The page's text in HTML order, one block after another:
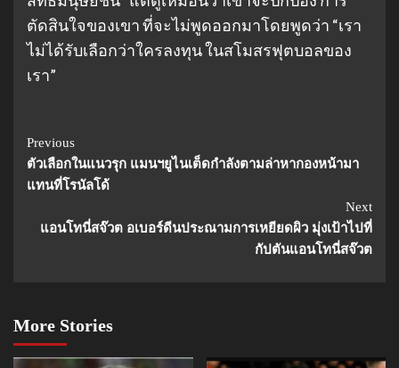
ตัดสินใจของเขา ที่จะไม่พูดออกมาโดยพูดว่า “เรา
ไม่ได้รับเลือกว่าใครลงทุน ในสโมสรฟุตบอลของ
เรา”
Continue
Reading
Previous
ตัวเลือกในแนวรุก แมนฯยูไนเต็ดกําลังตามล่าหากองหน้ามา
แทนที่โรนัลโด้
Next
แอนโทนี่สจ๊วต อเบอร์ดีนประณามการเหยียดผิว มุ่งเป้าไปที่
กัปตันแอนโทนี่สจ๊วต
More Stories